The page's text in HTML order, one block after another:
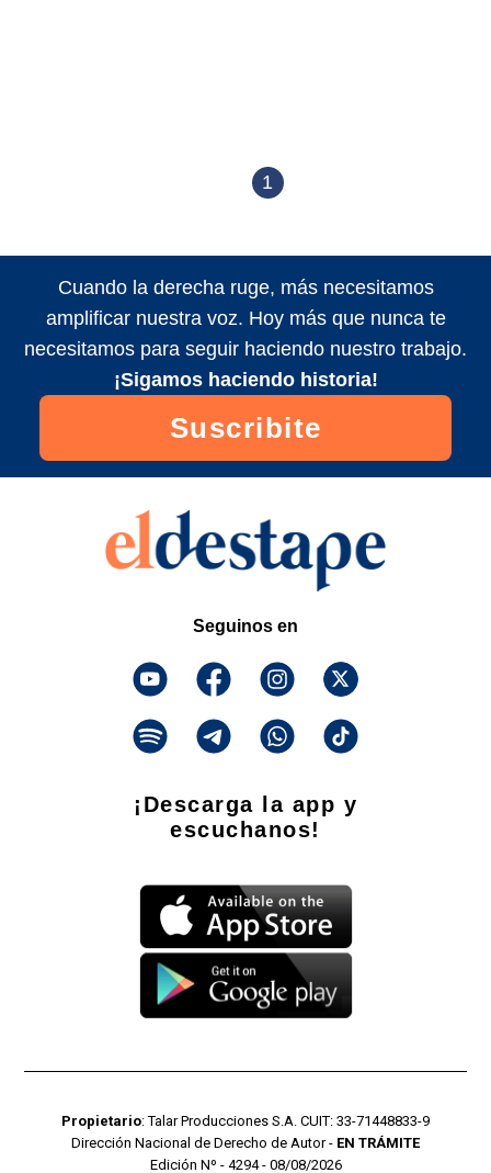
1
Cuando la derecha ruge, más necesitamos
amplificar nuestra voz. Hoy más que nunca te
necesitamos para seguir haciendo nuestro trabajo.
¡Sigamos haciendo historia!
Suscribite
Seguinos en
¡Descarga la app y
escuchanos!
Propietario: Talar Producciones S.A. CUIT: 33-71448833-9
Dirección Nacional de Derecho de Autor - EN TRÁMITE
Edición Nº - 4294 - 08/08/2026